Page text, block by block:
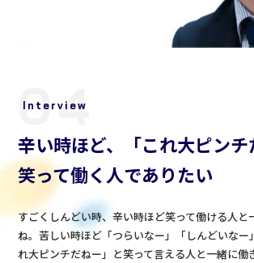
Interview
04
辛い時ほど、「これ大ピンチ
笑って働く人でありたい
すごくしんどい時、辛い時ほど笑って働ける人と
ね。苦しい時ほど「つらいなー」「しんどいなー
れ大ピンチだねー」と笑って言える人と一緒に働